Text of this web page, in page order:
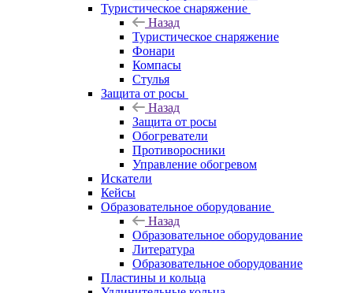
Туристическое снаряжение
Назад
Туристическое снаряжение
Фонари
Компасы
Стулья
Защита от росы
Назад
Защита от росы
Обогреватели
Противоросники
Управление обогревом
Искатели
Кейсы
Образовательное оборудование
Назад
Образовательное оборудование
Литература
Образовательное оборудование
Пластины и кольца